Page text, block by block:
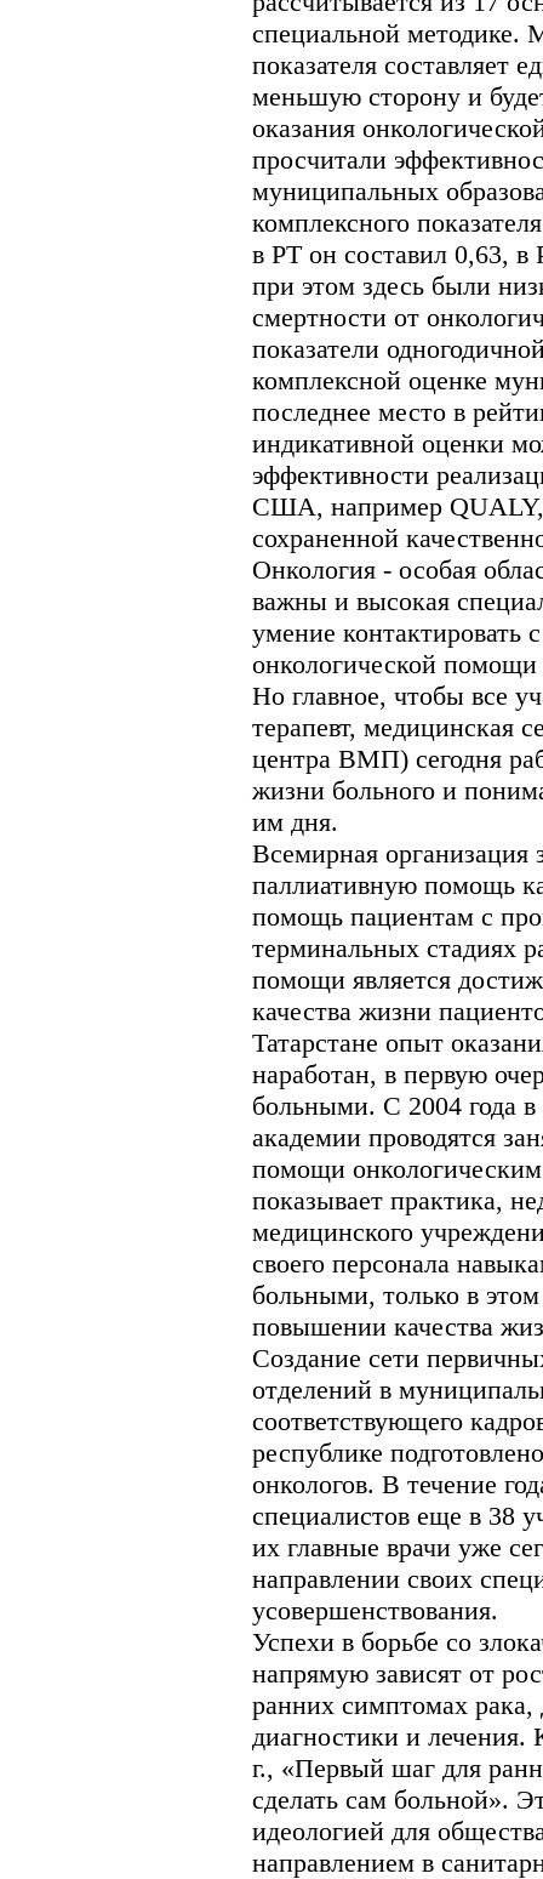
специальной методике.
показателя составляет
меньшую сторону и
оказания
просчитали
муниципальных
комплексного
в РТ он составил 0,63,
при этом здесь были
смертности от
показатели
комплексной оценке
последнее место в
индикативной оценки
эффективности
США, например QUALY,
сохраненной
Онкология - особая
важны и высокая
умение контактировать
онкологической
Но главное, чтобы все
терапевт, медицинская
центра ВМП) сегодня
жизни больного и
им дня.
Всемирная организация
паллиативную помощь
помощь пациентам с
терминальных стадиях
помощи является
качества жизни
Татарстане опыт
наработан, в первую
больными. С 2004 года
академии проводятся
помощи
показывает практика,
медицинского
своего персонала
больными, только в
повышении качества
Создание сети
отделений в
соответствующего
республике
онкологов. В течение
специалистов еще в 38
их главные врачи уже
направлении своих
усовершенствования.
Успехи в борьбе со
напрямую зависят от
ранних симптомах
диагностики и
г., «Первый шаг для
сделать сам больной».
идеологией для
направлением в